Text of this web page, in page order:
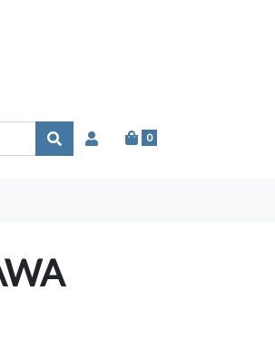
0